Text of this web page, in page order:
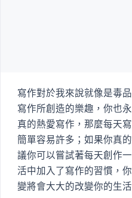
寫作對於我來說就像是毒
寫作所創造的樂趣，你也
真的熱愛寫作，那麼每天
簡單容易許多；如果你真
議你可以嘗試著每天創作
活中加入了寫作的習慣，
變將會大大的改變你的生活